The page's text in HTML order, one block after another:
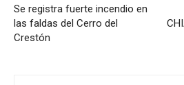
Se registra fuerte incendio en
las faldas del Cerro del
Crestón